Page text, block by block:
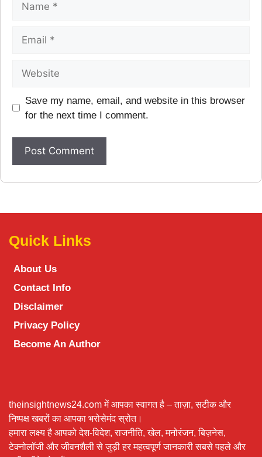
Save my name, email, and website in this browser
for the next time I comment.
Quick Links
About Us
Contact Info
Disclaimer
Privacy Policy
Become An Author
theinsightnews24.com में आपका स्वागत है – ताज़ा, सटीक और
निष्पक्ष खबरों का आपका भरोसेमंद स्रोत।
हमारा लक्ष्य है आपको देश-विदेश, राजनीति, खेल, मनोरंजन, बिज़नेस,
टेक्नोलॉजी और जीवनशैली से जुड़ी हर महत्वपूर्ण जानकारी सबसे पहले और